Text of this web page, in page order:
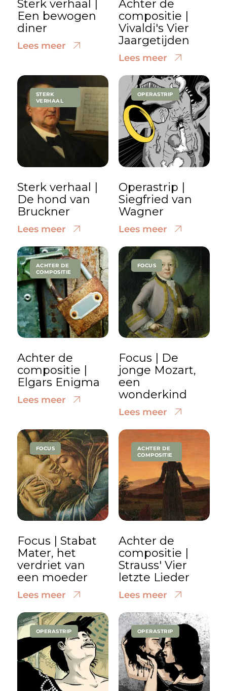
Sterk verhaal |
Een bewogen
diner
Lees meer
Achter de
compositie |
Vivaldi's Vier
Jaargetijden
Lees meer
STERK
VERHAAL
Sterk verhaal |
De hond van
Bruckner
Lees meer
OPERASTRIP
Operastrip |
Siegfried van
Wagner
Lees meer
ACHTER DE
COMPOSITIE
Achter de
compositie |
Elgars Enigma
Lees meer
FOCUS
Focus | De
jonge Mozart,
een
wonderkind
Lees meer
FOCUS
Focus | Stabat
Mater, het
verdriet van
een moeder
Lees meer
ACHTER DE
COMPOSITIE
Achter de
compositie |
Strauss' Vier
letzte Lieder
Lees meer
OPERASTRIP OPERASTRIP